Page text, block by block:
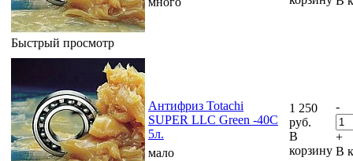
Быстрый просмотр
Антифриз Totachi
SUPER LLC Green -40C
5л.
мало
1 250
руб.
В
корзину
-
+
В